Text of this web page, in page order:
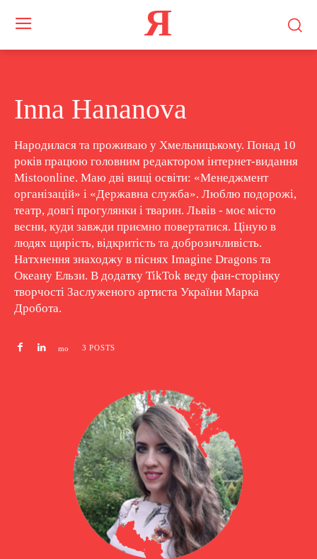
Я
Inna Hananova
Народилася та проживаю у Хмельницькому. Понад 10
років працюю головним редактором інтернет-видання
Mistoonline. Маю дві вищі освіти: «Менеджмент
організацій» і «Державна служба». Люблю подорожі,
театр, довгі прогулянки і тварин. Львів - моє місто
весни, куди завжди приємно повертатися. Ціную в
людях щирість, відкритість та доброзичливість.
Натхнення знаходжу в піснях Imagine Dragons та
Океану Ельзи. В додатку TikTok веду фан-сторінку
творчості Заслуженого артиста України Марка
Дробота.
3 POSTS